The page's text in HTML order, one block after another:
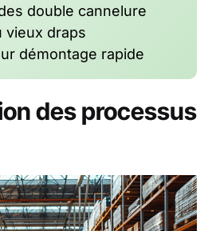
double cannelure
vieux draps
démontage rapide
des processus